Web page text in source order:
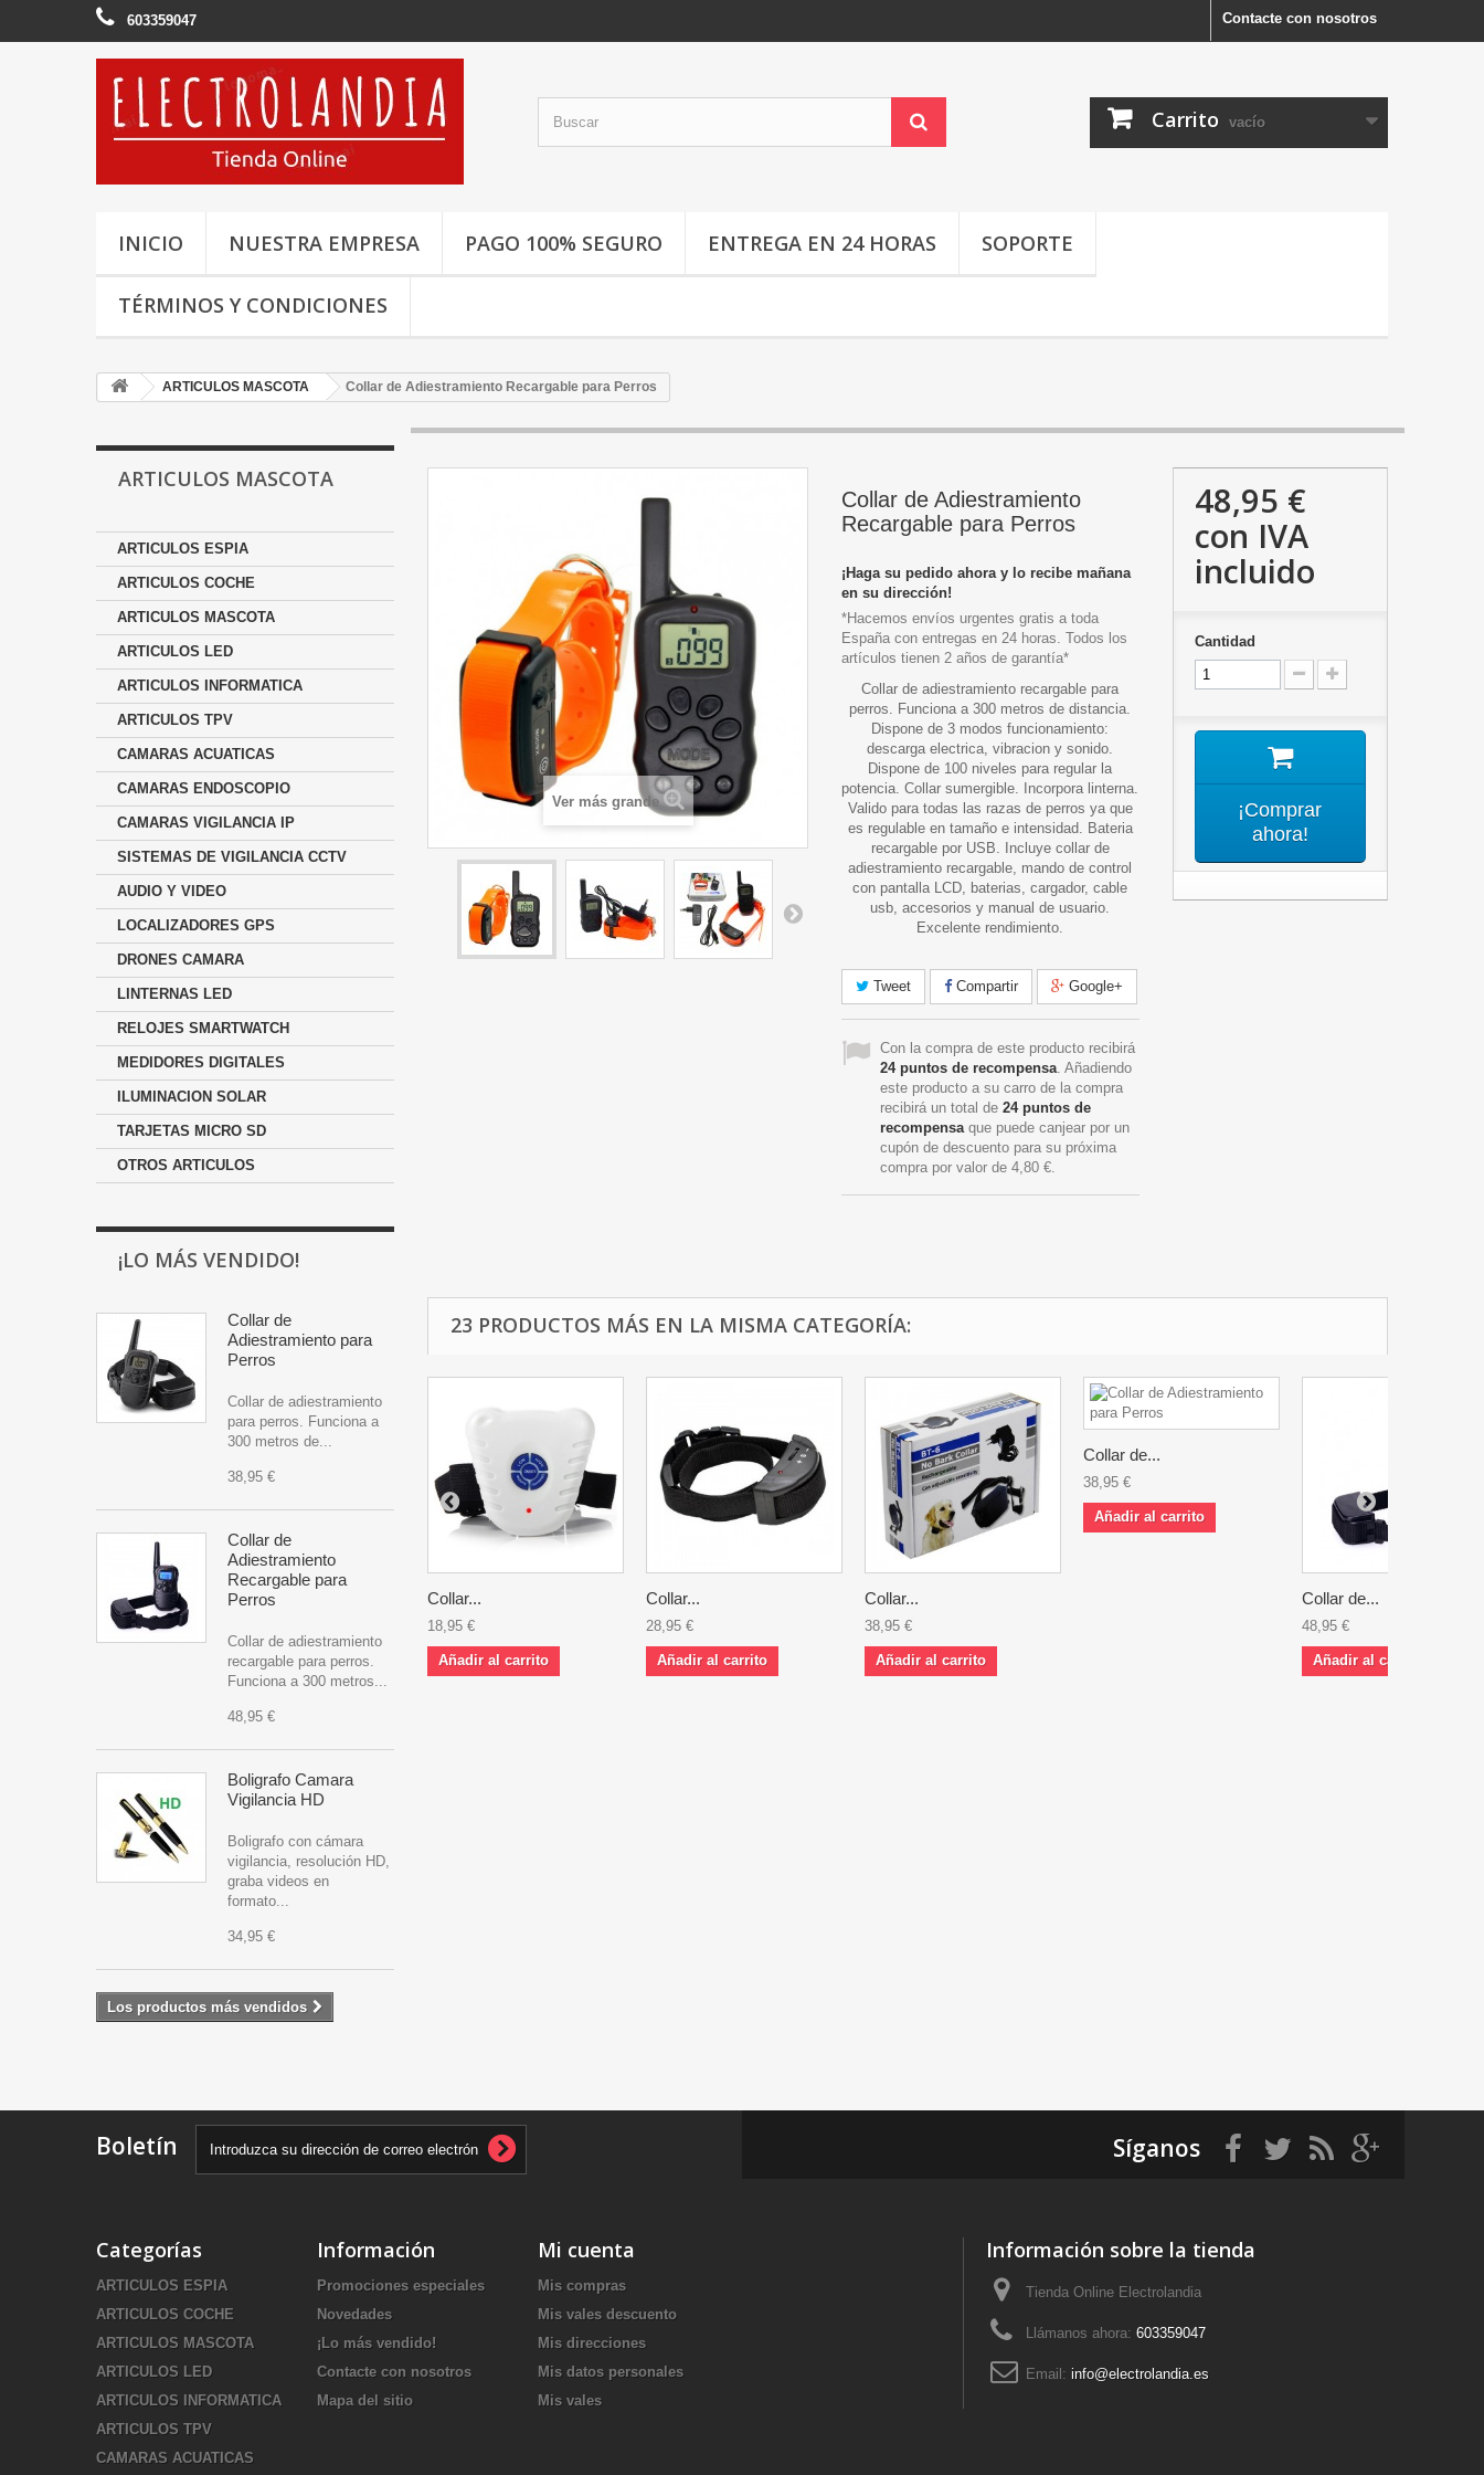
Contacte con nosotros
603359047
Carrito vacío
INICIO NUESTRA EMPRESA PAGO 100% SEGURO ENTREGA EN 24 HORAS SOPORTE
TÉRMINOS Y CONDICIONES
ARTICULOS MASCOTA Collar de Adiestramiento Recargable para Perros
ARTICULOS MASCOTA
ARTICULOS ESPIA
ARTICULOS COCHE
ARTICULOS MASCOTA
ARTICULOS LED
ARTICULOS INFORMATICA
ARTICULOS TPV
CAMARAS ACUATICAS
CAMARAS ENDOSCOPIO
CAMARAS VIGILANCIA IP
SISTEMAS DE VIGILANCIA CCTV
AUDIO Y VIDEO
LOCALIZADORES GPS
DRONES CAMARA
LINTERNAS LED
RELOJES SMARTWATCH
MEDIDORES DIGITALES
ILUMINACION SOLAR
TARJETAS MICRO SD
OTROS ARTICULOS
¡LO MÁS VENDIDO!
Collar de
Adiestramiento para
Perros
Collar de adiestramiento
para perros. Funciona a
300 metros de...
38,95 €
Collar de
Adiestramiento
Recargable para
Perros
Collar de adiestramiento
recargable para perros.
Funciona a 300 metros...
48,95 €
Boligrafo Camara
Vigilancia HD
Boligrafo con cámara
vigilancia, resolución HD,
graba videos en
formato...
34,95 €
Los productos más vendidos
Ver más grande
Collar de Adiestramiento
Recargable para Perros
¡Haga su pedido ahora y lo recibe mañana
en su dirección!
*Hacemos envíos urgentes gratis a toda
España con entregas en 24 horas. Todos los
artículos tienen 2 años de garantía*
Collar de adiestramiento recargable para
perros. Funciona a 300 metros de distancia.
Dispone de 3 modos funcionamiento:
descarga electrica, vibracion y sonido.
Dispone de 100 niveles para regular la
potencia. Collar sumergible. Incorpora linterna.
Valido para todas las razas de perros ya que
es regulable en tamaño e intensidad. Bateria
recargable por USB. Incluye collar de
adiestramiento recargable, mando de control
con pantalla LCD, baterias, cargador, cable
usb, accesorios y manual de usuario.
Excelente rendimiento.
Tweet Compartir Google+
Con la compra de este producto recibirá
24puntos de recompensa. Añadiendo
este producto a su carro de la compra
recibirá un total de 24puntos de
recompensaque puede canjear por un
cupón de descuento para su próxima
compra por valor de 4,80 €.
48,95 €
con IVA
incluido
Cantidad
¡Comprar
ahora!
23 PRODUCTOS MÁS EN LA MISMA CATEGORÍA:
Collar...
18,95 €
Añadir al carrito
Collar...
28,95 €
Añadir al carrito
Collar...
38,95 €
Añadir al carrito
Collar de...
38,95 €
Añadir al carrito
Collar de...
48,95 €
Añadir al carrito
Boletín Síganos
Categorías
ARTICULOS ESPIA
ARTICULOS COCHE
ARTICULOS MASCOTA
ARTICULOS LED
ARTICULOS INFORMATICA
ARTICULOS TPV
CAMARAS ACUATICAS
Información
Promociones especiales
Novedades
¡Lo más vendido!
Contacte con nosotros
Mapa del sitio
Mi cuenta
Mis compras
Mis vales descuento
Mis direcciones
Mis datos personales
Mis vales
Información sobre la tienda
Tienda Online Electrolandia
Llámanos ahora: 603359047
Email: info@electrolandia.es